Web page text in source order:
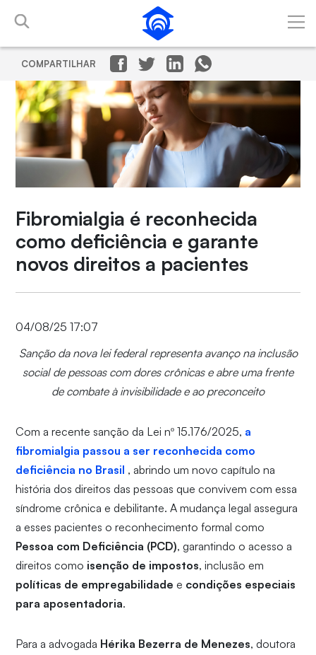
Pular para o Conteúdo principal
COMPARTILHAR
Fibromialgia é reconhecida
como deficiência e garante
novos direitos a pacientes
04/08/25 17:07
Sanção da nova lei federal representa avanço na inclusão
social de pessoas com dores crônicas e abre uma frente
de combate à invisibilidade e ao preconceito
Com a recente sanção da Lei nº 15.176/2025, a
fibromialgia passou a ser reconhecida como
deficiência no Brasil , abrindo um novo capítulo na
história dos direitos das pessoas que convivem com essa
síndrome crônica e debilitante. A mudança legal assegura
a esses pacientes o reconhecimento formal como
Pessoa com Deficiência (PCD), garantindo o acesso a
direitos como isenção de impostos, inclusão em
políticas de empregabilidade e condições especiais
para aposentadoria.
Para a advogada Hérika Bezerra de Menezes, doutora